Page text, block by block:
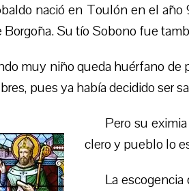
nació en Toulón en el año
Borgoña. Su tío Sobono fue
muy niño queda huérfano de
pues ya había decidido ser
Pero su
clero y pueblo lo
La